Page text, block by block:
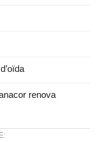
renova